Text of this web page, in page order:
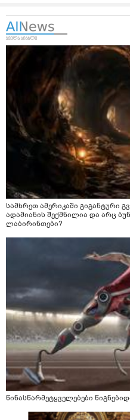
სამხრეთ ამერიკაში გიგანტური
ადამიანის შექმნილია და არც
ლაბირინთები?
წინასწარმეტყველებები